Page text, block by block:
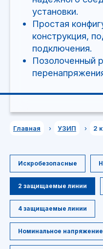
Главная › УЗИП › 2
Искробезопасные
2 защищаемые линии
4 защищаемые линии
Номинальное напряжение